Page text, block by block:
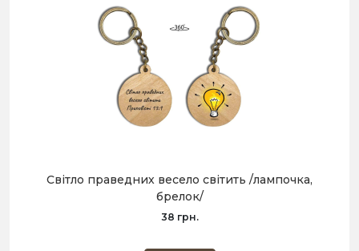
Світло праведних весело світить /лампочка,
брелок/
38 грн.